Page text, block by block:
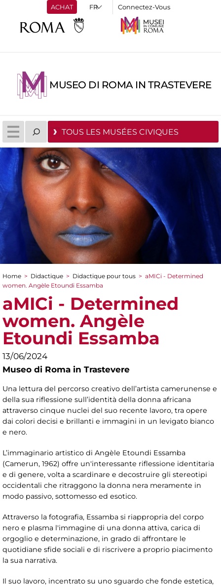
ACHAT Connectez-Vous
MUSEO DI ROMA IN TRASTEVERE
TOUS LES MUSÉES CIVIQUES
You are here
Home > Didactique > Didactique pour tous > aMICi - Determined
women. Angèle Etoundi Essamba
aMICi - Determined
women. Angèle
Etoundi Essamba
13/06/2024
Museo di Roma in Trastevere
Una lettura del percorso creativo dell’artista camerunense e
della sua riflessione sull’identità della donna africana
attraverso cinque nuclei del suo recente lavoro, tra opere
dai colori decisi e brillanti e immagini in un levigato bianco
e nero.
L’immaginario artistico di Angèle Etoundi Essamba
(Camerun, 1962) offre un'interessante riflessione identitaria
e di genere, volta a scardinare e decostruire gli stereotipi
occidentali che ritraggono la donna nera meramente in
modo passivo, sottomesso ed esotico.
Attraverso la fotografia, Essamba si riappropria del corpo
nero e plasma l'immagine di una donna attiva, carica di
orgoglio e determinazione, in grado di affrontare le
quotidiane sfide sociali e di riscrivere a proprio piacimento
la sua narrativa.
Il suo lavoro, incentrato su uno sguardo che fonde estetica,